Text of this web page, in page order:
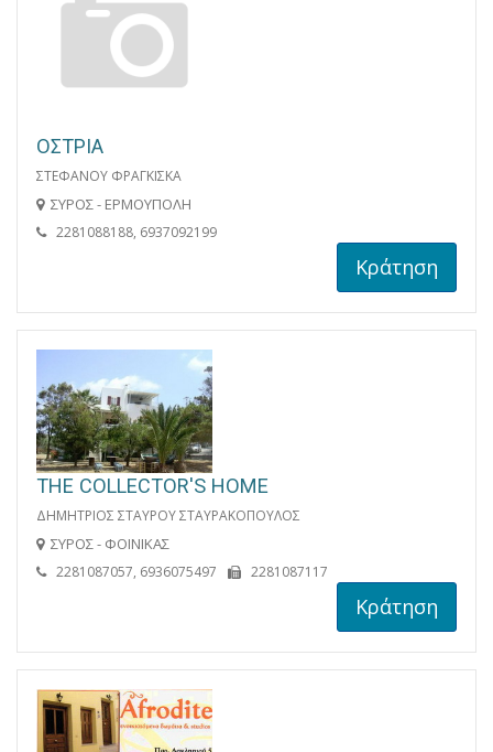
ΟΣΤΡΙΑ
ΣΤΕΦΑΝΟΥ ΦΡΑΓΚΙΣΚΑ
ΣΥΡΟΣ - ΕΡΜΟΥΠΟΛΗ
2281088188, 6937092199
Κράτηση
THE COLLECTOR'S HOME
ΔΗΜΗΤΡΙΟΣ ΣΤΑΥΡΟΥ ΣΤΑΥΡΑΚΟΠΟΥΛΟΣ
ΣΥΡΟΣ - ΦΟΙΝΙΚΑΣ
2281087057, 6936075497 2281087117
Κράτηση